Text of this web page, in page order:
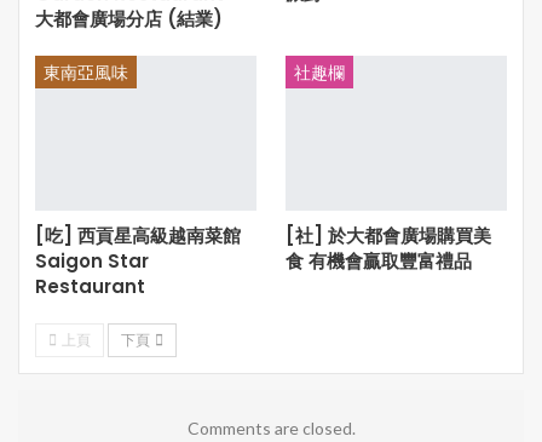
大都會廣場分店 (結業)
東南亞風味
[吃] 西貢星高級越南菜館
Saigon Star
Restaurant
社趣欄
[社] 於大都會廣場購買美
食 有機會贏取豐富禮品
上頁 下頁
Comments are closed.